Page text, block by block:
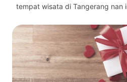
tempat wisata di Tangerang nan